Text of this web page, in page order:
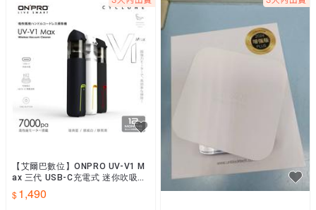
【艾爾巴數位】ONPRO UV-V1 M
ax 三代 USB-C充電式 迷你吹吸兩
用手持無線吸塵器 #配件
1,490